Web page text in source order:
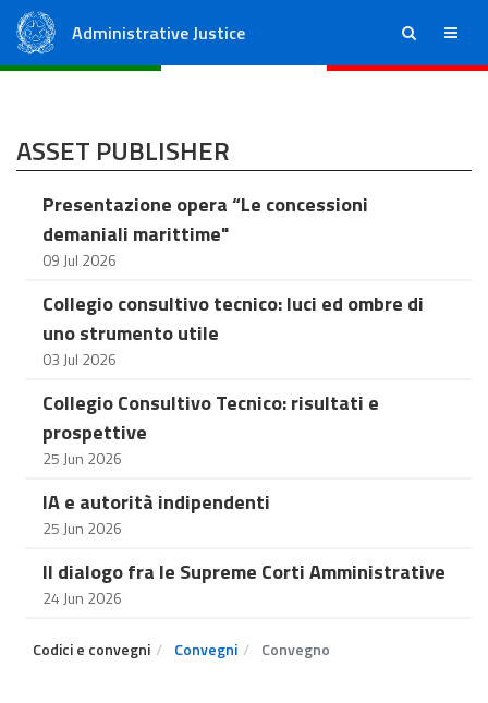
Administrative Justice ricerca menu
ASSET PUBLISHER
Presentazione opera “Le concessioni
demaniali marittime"
09 Jul 2026
Collegio consultivo tecnico: luci ed ombre di
uno strumento utile
03 Jul 2026
Collegio Consultivo Tecnico: risultati e
prospettive
25 Jun 2026
IA e autorità indipendenti
25 Jun 2026
Il dialogo fra le Supreme Corti Amministrative
24 Jun 2026
Codici e convegni Convegni Convegno